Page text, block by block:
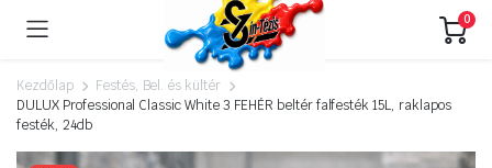
0
Kezdőlap
Festés, Bel. és kültér
DULUX Professional Classic White 3 FEHÉR beltér falfesték 15L, raklapos
festék, 24db